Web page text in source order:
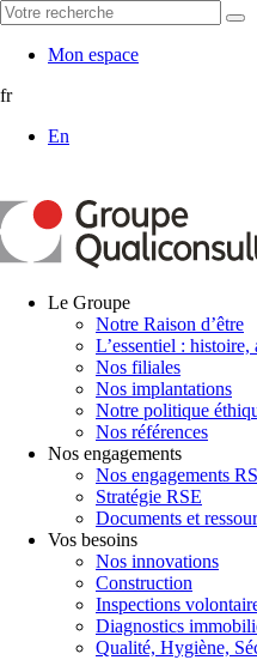
Mon espace
fr
En
Le Groupe
Notre Raison d’être
L’essentiel :
Nos filiales
Nos implantations
Notre politique
Nos références
Nos engagements
Nos engagements
Stratégie RSE
Documents et
Vos besoins
Nos innovations
Construction
Inspections
Diagnostics
Qualité, Hygiène,